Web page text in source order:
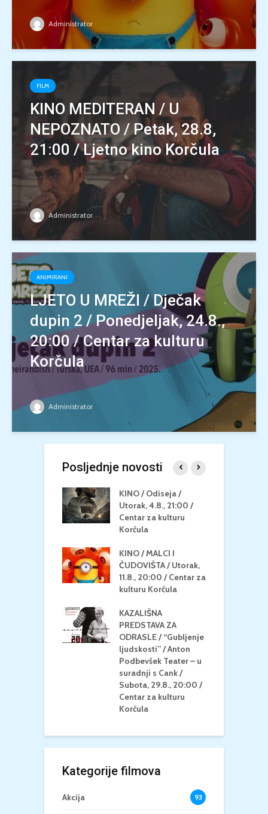
Administrator
FILM
KINO MEDITERAN / U
NEPOZNATO / Petak, 28.8,
21:00 / Ljetno kino Korčula
Administrator
ANIMIRANI
LJETO U MREŽI / Dječak
dupin 2 / Ponedjeljak, 24.8.,
20:00 / Centar za kulturu
Korčula
Administrator
Posljednje novosti
KINO / Odiseja /
Utorak, 4.8., 21:00 /
Centar za kulturu
Korčula
KINO / MALCI I
ČUDOVIŠTA / Utorak,
11.8., 20:00 / Centar za
kulturu Korčula
KAZALIŠNA
PREDSTAVA ZA
ODRASLE / “Gubljenje
ljudskosti” / Anton
Podbevšek Teater – u
suradnji s Cank /
Subota, 29.8., 20:00 /
Centar za kulturu
Korčula
Kategorije filmova
Akcija 93